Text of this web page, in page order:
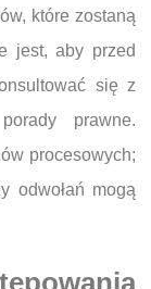
które zostaną
jest, aby przed
się z
prawne.
procesowych;
odwołań mogą